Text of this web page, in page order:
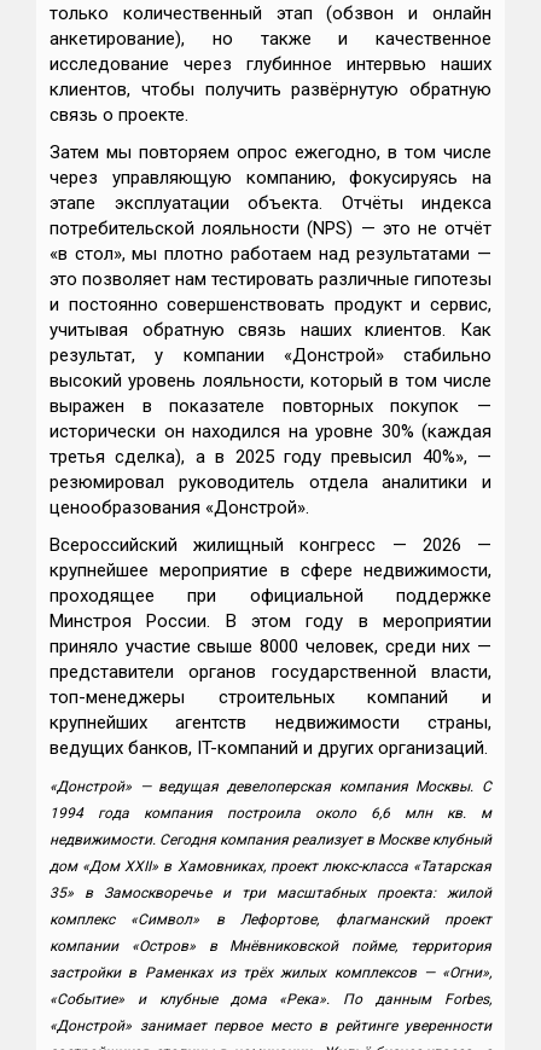
только количественный этап (обзвон и онлайн
анкетирование), но также и качественное
исследование через глубинное интервью наших
клиентов, чтобы получить развёрнутую обратную
связь о проекте.
Затем мы повторяем опрос ежегодно, в том числе
через управляющую компанию, фокусируясь на
этапе эксплуатации объекта. Отчёты индекса
потребительской лояльности (NPS) — это не отчёт
«в стол», мы плотно работаем над результатами —
это позволяет нам тестировать различные гипотезы
и постоянно совершенствовать продукт и сервис,
учитывая обратную связь наших клиентов. Как
результат, у компании «Донстрой» стабильно
высокий уровень лояльности, который в том числе
выражен в показателе повторных покупок —
исторически он находился на уровне 30% (каждая
третья сделка), а в 2025 году превысил 40%», —
резюмировал руководитель отдела аналитики и
ценообразования «Донстрой».
Всероссийский жилищный конгресс — 2026 —
крупнейшее мероприятие в сфере недвижимости,
проходящее при официальной поддержке
Минстроя России. В этом году в мероприятии
приняло участие свыше 8000 человек, среди них —
представители органов государственной власти,
топ-менеджеры строительных компаний и
крупнейших агентств недвижимости страны,
ведущих банков, IT-компаний и других организаций.
«Донстрой» — ведущая девелоперская компания Москвы. С
1994 года компания построила около 6,6 млн кв. м
недвижимости. Сегодня компания реализует в Москве клубный
дом «Дом XXII» в Хамовниках, проект люкс-класса «Татарская
35» в Замоскворечье и три масштабных проекта: жилой
комплекс «Символ» в Лефортове, флагманский проект
компании «Остров» в Мнёвниковской пойме, территория
застройки в Раменках из трёх жилых комплексов — «Огни»,
«Событие» и клубные дома «Река». По данным Forbes,
«Донстрой» занимает первое место в рейтинге уверенности